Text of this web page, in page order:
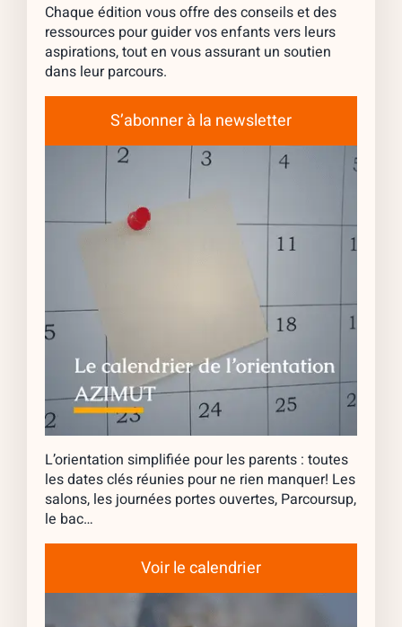
Chaque édition vous offre des conseils et des
ressources pour guider vos enfants vers leurs
aspirations, tout en vous assurant un soutien
dans leur parcours.
S’abonner à la newsletter
L’orientation simplifiée pour les parents : toutes
les dates clés réunies pour ne rien manquer! Les
salons, les journées portes ouvertes, Parcoursup,
le bac…
Voir le calendrier